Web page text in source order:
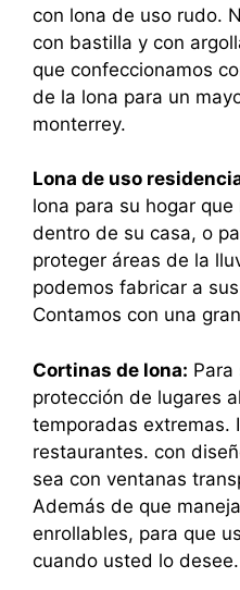
con lona de uso rudo.
con bastilla y con
que confeccionamos
de la lona para un
monterrey.
Lona de uso
lona para su hogar
dentro de su casa, o
proteger áreas de la
podemos fabricar a
Contamos con una
Cortinas de lona: Para
protección de lugares
temporadas extremas.
restaurantes. con
sea con ventanas
Además de que
enrollables, para que
cuando usted lo desee.